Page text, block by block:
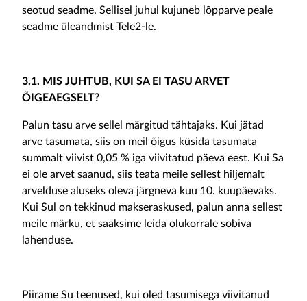
seotud seadme. Sellisel juhul kujuneb lõpparve peale
seadme üleandmist Tele2-le.
3.1. MIS JUHTUB, KUI SA EI TASU ARVET
ÕIGEAEGSELT?
Palun tasu arve sellel märgitud tähtajaks. Kui jätad
arve tasumata, siis on meil õigus küsida tasumata
summalt viivist 0,05 % iga viivitatud päeva eest. Kui Sa
ei ole arvet saanud, siis teata meile sellest hiljemalt
arvelduse aluseks oleva järgneva kuu 10. kuupäevaks.
Kui Sul on tekkinud makseraskused, palun anna sellest
meile märku, et saaksime leida olukorrale sobiva
lahenduse.
Piirame Su teenused, kui oled tasumisega viivitanud